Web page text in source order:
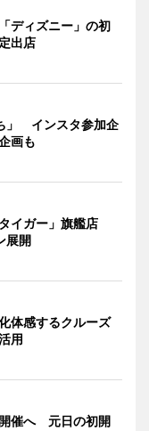
ディズニー」の初
出店
」 インスタ参加企
画も
イガー」旗艦店
展開
体感するクルーズ
用
催へ 元日の初開